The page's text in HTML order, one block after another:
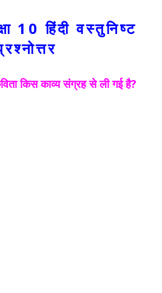
10 हिंदी वस्तुनिष्ट
किस काव्य संग्रह से ली गई है?